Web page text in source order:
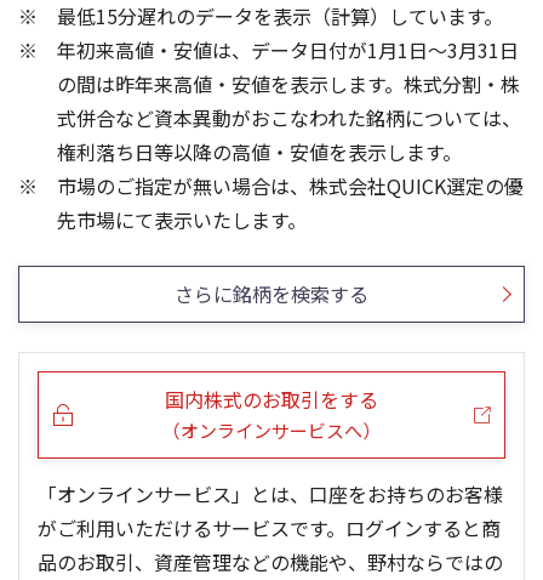
25/12
25/10
25/08
25/06
25/04
2,200
2,400
0
1,000
1,500
24/01
23/01
22/01
21/01
500
1,000
最低15分遅れのデータを表示（計算）しています。
年初来高値・安値は、データ日付が1月1日～3月31日
の間は昨年来高値・安値を表示します。株式分割・株
式併合など資本異動がおこなわれた銘柄については、
権利落ち日等以降の高値・安値を表示します。
市場のご指定が無い場合は、株式会社QUICK選定の優
先市場にて表示いたします。
さらに銘柄を検索する
国内株式のお取引をする
（オンラインサービスへ）
「オンラインサービス」とは、口座をお持ちのお客様
がご利用いただけるサービスです。ログインすると商
品のお取引、資産管理などの機能や、野村ならではの